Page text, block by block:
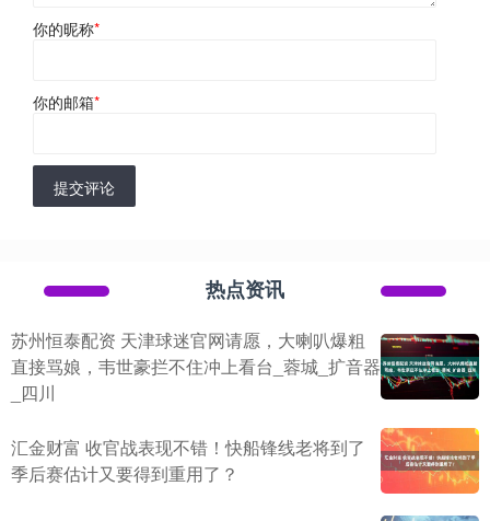
你的昵称*
你的邮箱*
提交评论
热点资讯
苏州恒泰配资 天津球迷官网请愿，大喇叭爆粗
直接骂娘，韦世豪拦不住冲上看台_蓉城_扩音器
_四川
汇金财富 收官战表现不错！快船锋线老将到了
季后赛估计又要得到重用了？